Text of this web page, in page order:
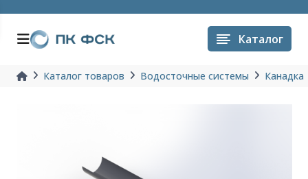
Каталог
Каталог товаров Водосточные системы Канадка